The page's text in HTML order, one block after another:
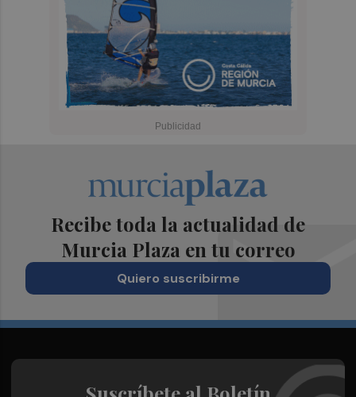
Recibe toda la actualidad de
Murcia Plaza en tu correo
Quiero suscribirme